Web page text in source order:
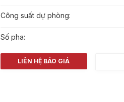
Công suất dự phòng:
Số pha:
LIÊN HỆ BÁO GIÁ